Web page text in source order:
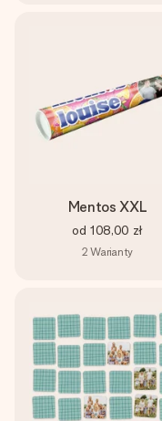
Mentos XXL
od 108,00 zł
2 Warianty